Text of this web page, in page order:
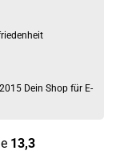
Dein Shop für E-
13,3